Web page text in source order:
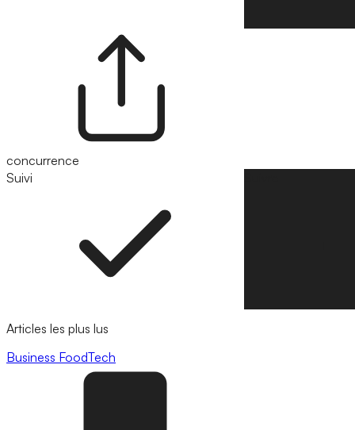
concurrence
Suivi
Articles les plus lus
Business FoodTech